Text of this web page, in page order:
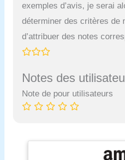
exemples d’avis, je serai
déterminer des critères de
d’attribuer des notes
Notes des
Note de pour utilisateurs